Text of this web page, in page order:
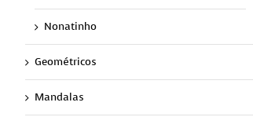
Nonatinho
Geométricos
Mandalas